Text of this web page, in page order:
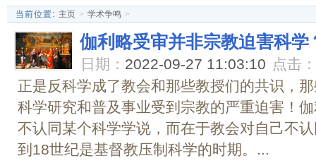
当前位置: 主页 > 学术争鸣 >
伽利略受审并非宗教迫害科学
日期： 2022-09-27 11:03:10 点击：
正是反科学成了教会和那些教授们的共识，
科学研究和普及事业受到宗教的严重迫害！
不认同某个科学学说，而在于教会对自己不
到18世纪是基督教压制科学的时期。...